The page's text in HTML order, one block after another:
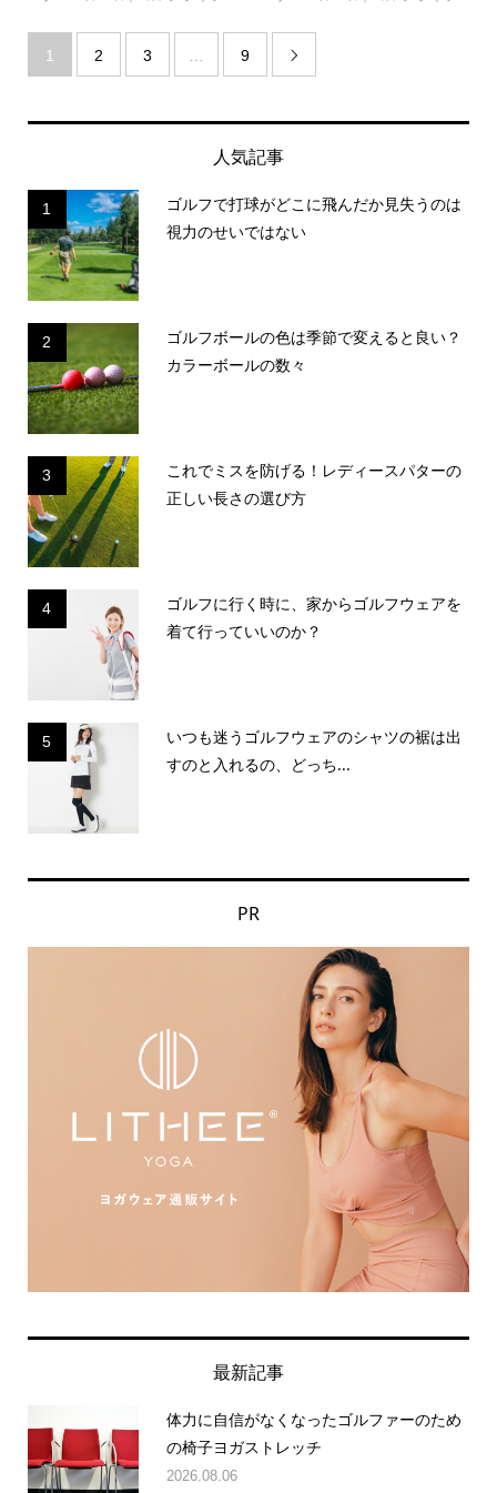
1 2 3 … 9 
人気記事
1
ゴルフで打球がどこに飛んだか見失うのは
視力のせいではない
2
ゴルフボールの色は季節で変えると良い？
カラーボールの数々
3
これでミスを防げる！レディースパターの
正しい長さの選び方
4
ゴルフに行く時に、家からゴルフウェアを
着て行っていいのか？
5
いつも迷うゴルフウェアのシャツの裾は出
すのと入れるの、どっち...
PR
最新記事
体力に自信がなくなったゴルファーのため
の椅子ヨガストレッチ
2026.08.06